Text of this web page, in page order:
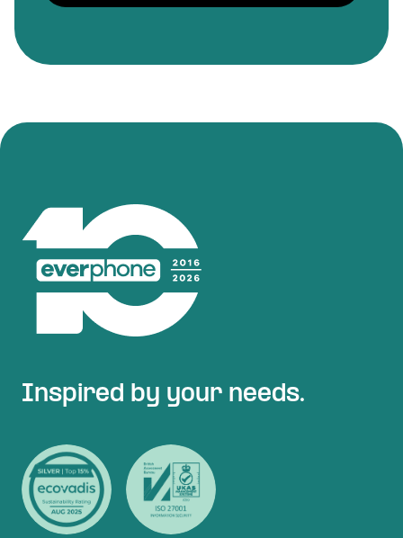
Inspired by your needs.